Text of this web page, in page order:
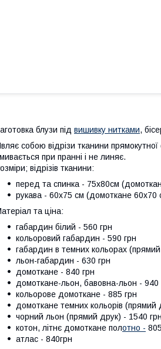
блузи під вишивку нитками,
собою відрізи тканини
при пранні і не линяє.
відрізів тканини:
перед та спинка - 75х80см
рукава - 60х75 см (домоткане 60х70
та ціна:
габардин білий - 560 грн
кольоровий габардин - 590 грн
габардин в темних кольорах
льон-габардин - 630 грн
домоткане - 840 грн
домоткане-льон, бавовна-льон - 940
кольорове домоткане - 885 грн
домоткане темних кольорів (прямий
чорний льон (прямий друк) - 1540 грн
котон, літнє домоткане полотно -
атлас - 840грн